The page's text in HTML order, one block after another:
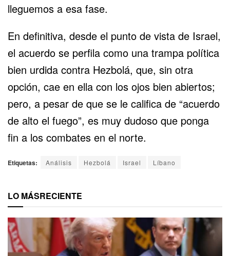
lleguemos a esa fase.
En definitiva, desde el punto de vista de Israel,
el acuerdo se perfila como una trampa política
bien urdida contra Hezbolá, que, sin otra
opción, cae en ella con los ojos bien abiertos;
pero, a pesar de que se le califica de “acuerdo
de alto el fuego”, es muy dudoso que ponga
fin a los combates en el norte.
Etiquetas: Análisis Hezbolá Israel Líbano
LO MÁSRECIENTE